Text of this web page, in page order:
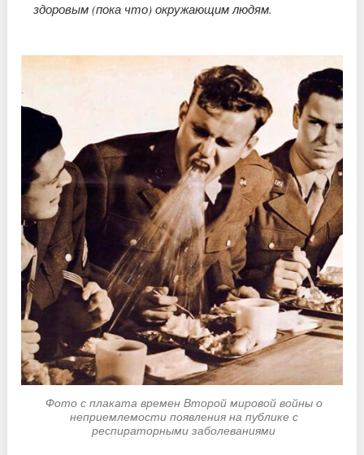
здоровым (пока что) окружающим людям.
Фото с плаката времен Второй мировой войны о
неприемлемости появления на публике с
респираторными заболеваниями